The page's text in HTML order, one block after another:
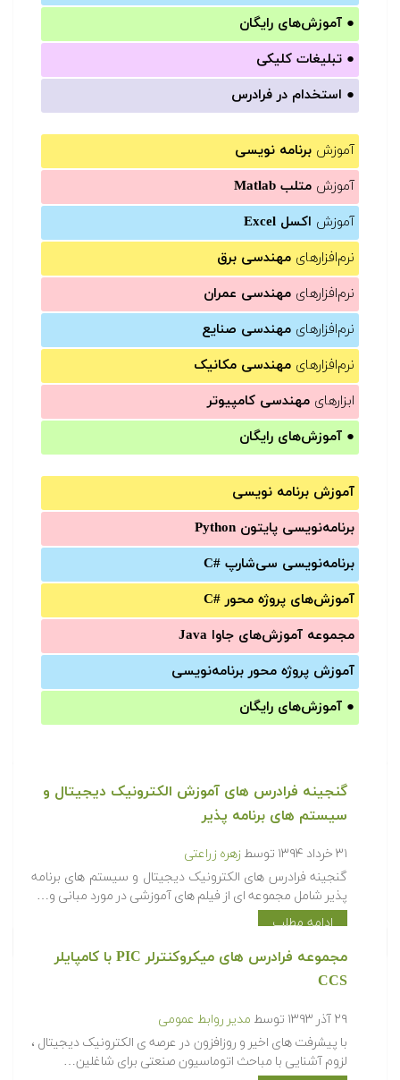
● آموزش‌های رایگان
● تبلیغات کلیکی
● استخدام در فرادرس
آموزش برنامه نویسی
آموزش متلب Matlab
آموزش اکسل Excel
نرم‌افزارهای مهندسی برق
نرم‌افزارهای مهندسی عمران
نرم‌افزارهای مهندسی صنایع
نرم‌افزارهای مهندسی مکانیک
ابزارهای مهندسی کامپیوتر
● آموزش‌های رایگان
آموزش برنامه نویسی
برنامه‌نویسی پایتون Python
برنامه‌‌نویسی سی‌شارپ C#‎
آموزش‌های پروژه محور #C
مجموعه آموزش‌های جاوا Java
آموزش‌ پروژه محور برنامه‌نویسی
● آموزش‌های رایگان
گنجینه فرادرس های آموزش الکترونیک دیجیتال و
سیستم های برنامه پذیر
۳۱ خرداد ۱۳۹۴ توسط زهره زراعتی
گنجینه فرادرس های الکترونیک دیجیتال و سیستم های برنامه
پذیر شامل مجموعه ای از فیلم های آموزشی در مورد مبانی و…
ادامه مطلب
مجموعه فرادرس های میکروکنترلر PIC با کامپایلر
CCS
۲۹ آذر ۱۳۹۳ توسط مدیر روابط عمومی
با پیشرفت های اخیر و روزافزون در عرصه ی الکترونیک دیجیتال ،
لزوم آشنایی با مباحث اتوماسیون صنعتی برای شاغلین…